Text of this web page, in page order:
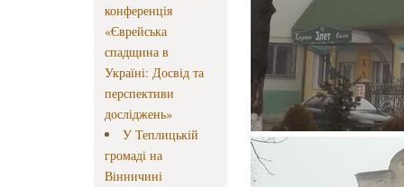
конференція
«Єврейська
спадщина в
Україні: Досвід та
перспективи
досліджень»
У Теплицькій
громаді на
Вінничині